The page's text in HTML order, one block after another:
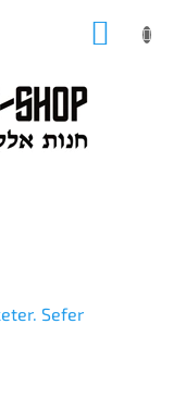
Sefer